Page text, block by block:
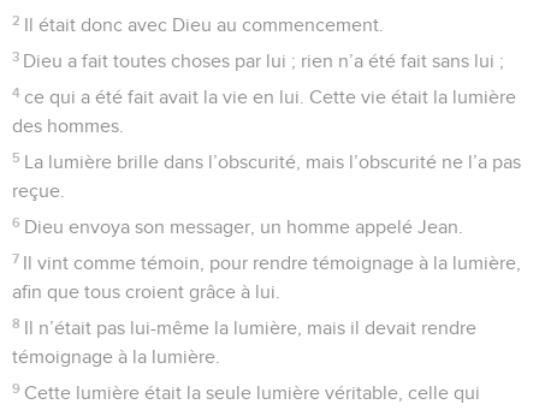
2 Il était donc avec Dieu au commencement.
3 Dieu a fait toutes choses par lui ; rien n’a été fait sans lui ;
4 ce qui a été fait avait la vie en lui. Cette vie était la lumière
des hommes.
5 La lumière brille dans l’obscurité, mais l’obscurité ne l’a pas
reçue.
6 Dieu envoya son messager, un homme appelé Jean.
7 Il vint comme témoin, pour rendre témoignage à la lumière,
afin que tous croient grâce à lui.
8 Il n’était pas lui-même la lumière, mais il devait rendre
témoignage à la lumière.
9 Cette lumière était la seule lumière véritable, celle qui